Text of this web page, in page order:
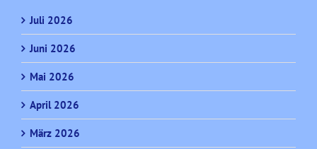
Juli 2026
Juni 2026
Mai 2026
April 2026
März 2026